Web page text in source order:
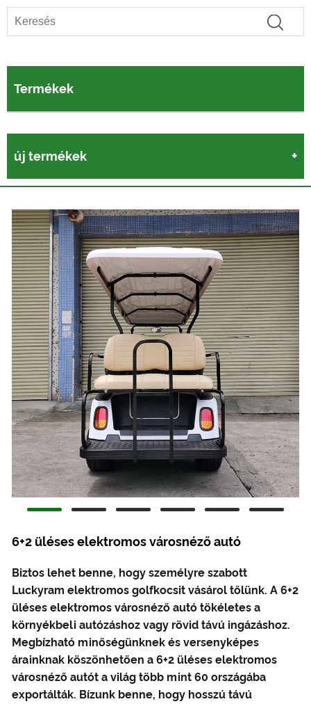
Termékek
új termékek
6+2 üléses elektromos városnéző autó
Biztos lehet benne, hogy személyre szabott
Luckyram elektromos golfkocsit vásárol tőlünk. A 6+2
üléses elektromos városnéző autó tökéletes a
környékbeli autózáshoz vagy rövid távú ingázáshoz.
Megbízható minőségünknek és versenyképes
árainknak köszönhetően a 6+2 üléses elektromos
városnéző autót a világ több mint 60 országába
exportálták. Bízunk benne, hogy hosszú távú